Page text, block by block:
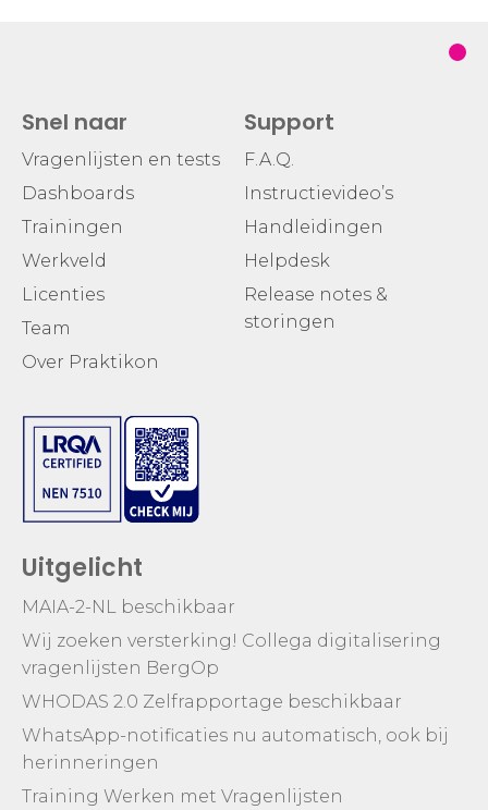
Snel naar
Vragenlijsten en tests
Dashboards
Trainingen
Werkveld
Licenties
Team
Over Praktikon
Support
F.A.Q.
Instructievideo’s
Handleidingen
Helpdesk
Release notes &
storingen
Uitgelicht
MAIA-2-NL beschikbaar
Wij zoeken versterking! Collega digitalisering
vragenlijsten BergOp
WHODAS 2.0 Zelfrapportage beschikbaar
WhatsApp-notificaties nu automatisch, ook bij
herinneringen
Training Werken met Vragenlijsten